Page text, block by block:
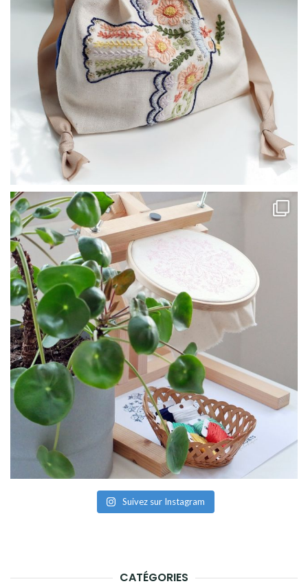
Suivez sur Instagram
CATÉGORIES